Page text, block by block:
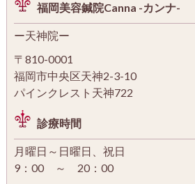
福岡美容鍼院Canna -カンナ-
ー天神院ー
〒810-0001
福岡市中央区天神2-3-10
パインクレスト天神722
診療時間
月曜日～日曜日、祝日
9：00 ～ 20：00